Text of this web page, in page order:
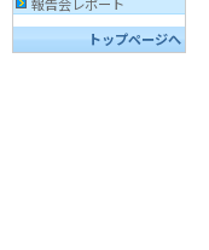
トップページへ